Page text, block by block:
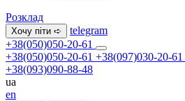
Розклад
Хочу піти ➪
telegram
+38(050)050-20-61
+38(050)050-20-61 +38(097)030-20-61
+38(093)090-88-48
ua
en